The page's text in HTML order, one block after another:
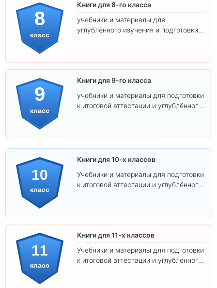
8
класс
Книги для 8-го класса
учебники и материалы для
углублённого изучения и подготовки к
9
класс
Книги для 9-го класса
учебники и материалы для подготовки
к итоговой аттестации и углублённого
10
класс
Книги для 10-х классов
Учебники и материалы для подготовки
к итоговой аттестации и углублённого
11
класс
Книги для 11-х классов
Учебники и материалы для подготовки
к итоговой аттестации и углублённого